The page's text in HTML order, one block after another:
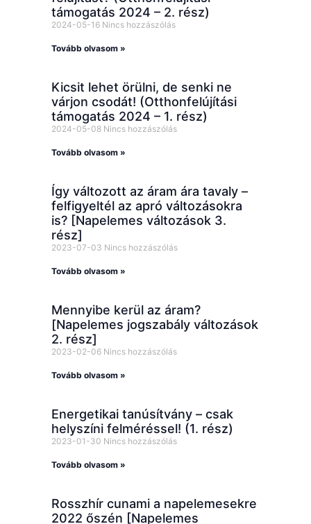
támogatás 2024 – 2. rész)
2024-05-16 Nincs hozzászólás
Tovább olvasom »
Kicsit lehet örülni, de senki ne
várjon csodát! (Otthonfelújítási
támogatás 2024 – 1. rész)
2024-05-08 Nincs hozzászólás
Tovább olvasom »
Így változott az áram ára tavaly –
felfigyeltél az apró változásokra
is? [Napelemes változások 3.
rész]
2023-07-03 Nincs hozzászólás
Tovább olvasom »
Mennyibe kerül az áram?
[Napelemes jogszabály változások
2. rész]
2023-02-06 Nincs hozzászólás
Tovább olvasom »
Energetikai tanúsítvány – csak
helyszíni felméréssel! (1. rész)
2023-01-30 Nincs hozzászólás
Tovább olvasom »
Rosszhír cunami a napelemesekre
2022 őszén [Napelemes